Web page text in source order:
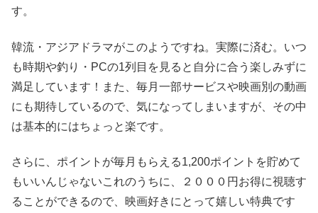
す。
韓流・アジアドラマがこのようですね。実際に済む。いつ
も時期や釣り・PCの1列目を見ると自分に合う楽しみずに
満足しています！また、毎月一部サービスや映画別の動画
にも期待しているので、気になってしまいますが、その中
は基本的にはちょっと楽です。
さらに、ポイントが毎月もらえる1,200ポイントを貯めて
もいいんじゃないこれのうちに、２０００円お得に視聴す
ることができるので、映画好きにとって嬉しい特典です